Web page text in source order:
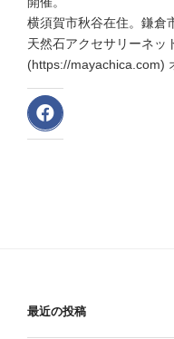
横須賀市秋谷在住。鎌倉
天然石アクセサリーネ
(https://mayachica.com)
最近の投稿